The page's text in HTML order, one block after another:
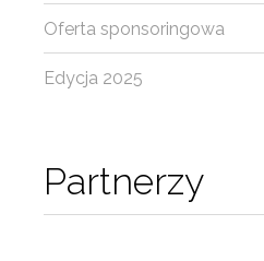
Partnerzy
Oferta sponsoringowa
Edycja 2025